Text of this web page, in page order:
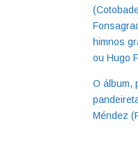
himnos
ou Hugo
O álbum,
Méndez